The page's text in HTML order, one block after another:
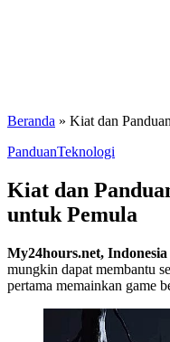
Beranda » Kiat dan
PanduanTeknologi
Kiat dan
untuk Pemula
My24hours.net, Indonesia
mungkin dapat membantu
pertama memainkan game